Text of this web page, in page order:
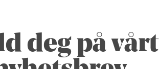
deg på vårt